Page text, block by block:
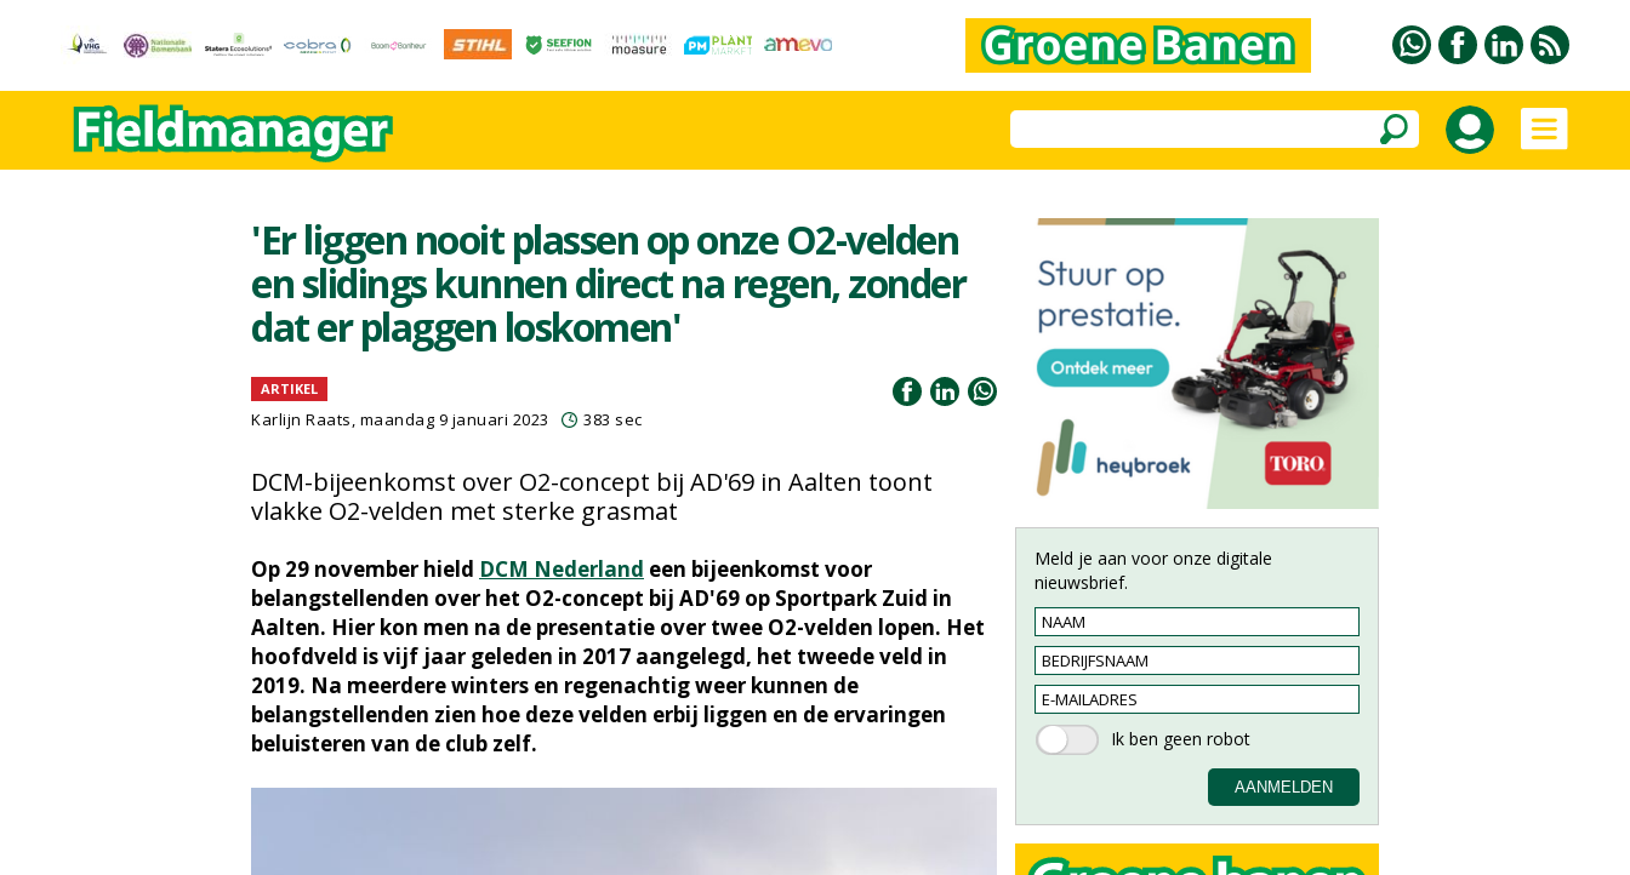
'Er liggen nooit plassen op onze O2-velden
en slidings kunnen direct na regen, zonder
dat er plaggen loskomen'
ARTIKEL
Karlijn Raats, maandag 9 januari 2023 383 sec
DCM-bijeenkomst over O2-concept bij AD'69 in Aalten toont
vlakke O2-velden met sterke grasmat
Op 29 november hield DCM Nederland een bijeenkomst voor
belangstellenden over het O2-concept bij AD'69 op Sportpark Zuid in
Aalten. Hier kon men na de presentatie over twee O2-velden lopen. Het
hoofdveld is vijf jaar geleden in 2017 aangelegd, het tweede veld in
2019. Na meerdere winters en regenachtig weer kunnen de
belangstellenden zien hoe deze velden erbij liggen en de ervaringen
beluisteren van de club zelf.
Meld je aan voor onze digitale
nieuwsbrief.